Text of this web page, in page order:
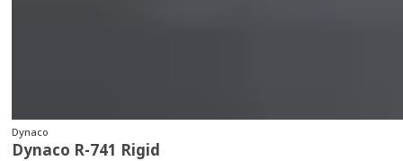
Dynaco
Dynaco R-741 Rigid